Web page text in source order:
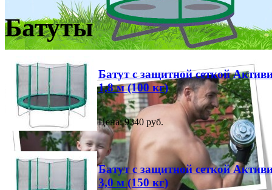
Батуты
Батут с защитной сеткой
1,8 м (100 кг)
Цена: 9340 руб.
Батут с защитной сеткой
3,0 м (150 кг)